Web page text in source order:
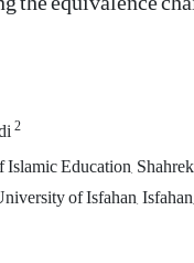
2
Education,
of Isfahan,